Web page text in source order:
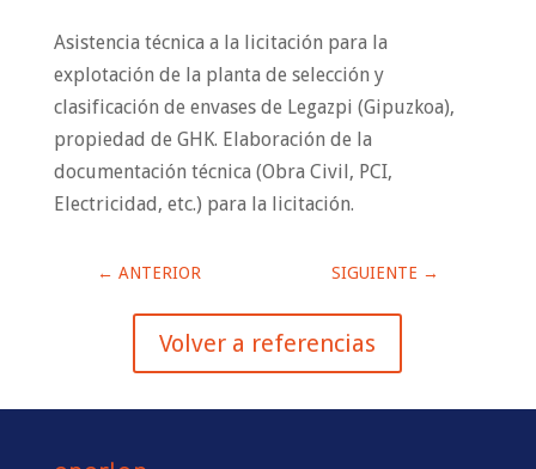
Asistencia técnica a la licitación para la
explotación de la planta de selección y
clasificación de envases de Legazpi (Gipuzkoa),
propiedad de GHK. Elaboración de la
documentación técnica (Obra Civil, PCI,
Electricidad, etc.) para la licitación.
← ANTERIOR SIGUIENTE →
Volver a referencias